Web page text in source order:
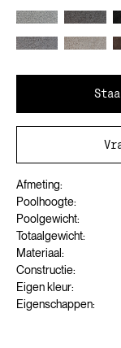
Afmeting:
Poolhoogte:
Poolgewicht:
Totaalgewicht:
Materiaal:
Constructie:
Eigen kleur:
Eigenschappen: